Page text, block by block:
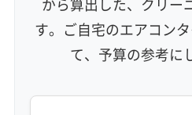
利便性・サービス (12)
当日予約可能
即日対応可能
から算出した、クリー
す。ご自宅のエアコン
て、予算の参考に